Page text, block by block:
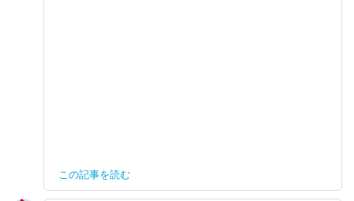
この記事を読む